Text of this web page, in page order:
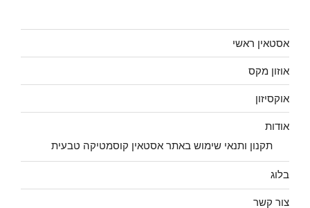
אסטאין ראשי
אוזון מקס
אוקסיזון
אודות
תקנון ותנאי שימוש באתר אסטאין קוסמטיקה טבעית
בלוג
צור קשר